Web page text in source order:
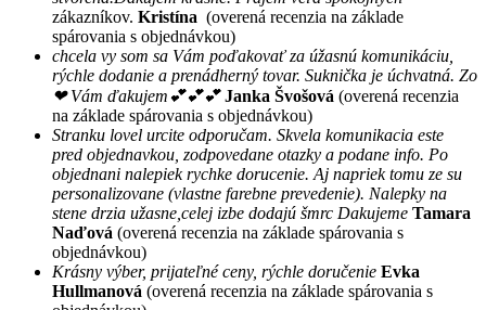
zákazníkov. Kristína (overená recenzia na základe
spárovania s objednávkou)
chcela vy som sa Vám poďakovať za úžasnú komunikáciu,
rýchle dodanie a prenádherný tovar. Suknička je úchvatná. Zo
❤ Vám ďakujem💕💕💕 Janka Švošová (overená recenzia
na základe spárovania s objednávkou)
Stranku lovel urcite odporučam. Skvela komunikacia este
pred objednavkou, zodpovedane otazky a podane info. Po
objednani nalepiek rychke dorucenie. Aj napriek tomu ze su
personalizovane (vlastne farebne prevedenie). Nalepky na
stene drzia užasne,celej izbe dodajú šmrc Dakujeme Tamara
Naďová (overená recenzia na základe spárovania s
objednávkou)
Krásny výber, prijateľné ceny, rýchle doručenie Evka
Hullmanová (overená recenzia na základe spárovania s